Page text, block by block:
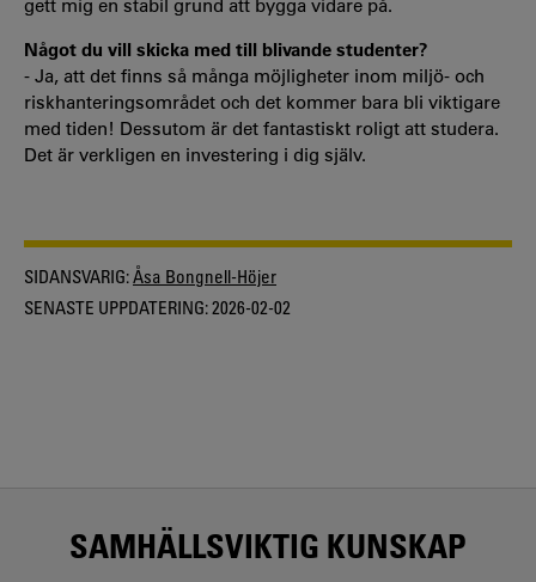
gett mig en stabil grund att bygga vidare på.
Något du vill skicka med till blivande studenter?
- Ja, att det finns så många möjligheter inom miljö- och
riskhanteringsområdet och det kommer bara bli viktigare
med tiden! Dessutom är det fantastiskt roligt att studera.
Det är verkligen en investering i dig själv.
SIDANSVARIG:Åsa Bongnell-Höjer
SENASTE UPPDATERING:2026-02-02
SAMHÄLLSVIKTIG KUNSKAP